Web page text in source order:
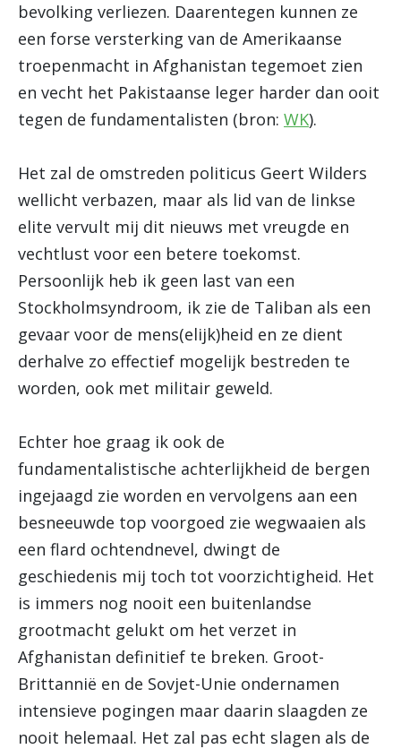
bevolking verliezen. Daarentegen kunnen ze
een forse versterking van de Amerikaanse
troepenmacht in Afghanistan tegemoet zien
en vecht het Pakistaanse leger harder dan ooit
tegen de fundamentalisten (bron: WK).
Het zal de omstreden politicus Geert Wilders
wellicht verbazen, maar als lid van de linkse
elite vervult mij dit nieuws met vreugde en
vechtlust voor een betere toekomst.
Persoonlijk heb ik geen last van een
Stockholmsyndroom, ik zie de Taliban als een
gevaar voor de mens(elijk)heid en ze dient
derhalve zo effectief mogelijk bestreden te
worden, ook met militair geweld.
Echter hoe graag ik ook de
fundamentalistische achterlijkheid de bergen
ingejaagd zie worden en vervolgens aan een
besneeuwde top voorgoed zie wegwaaien als
een flard ochtendnevel, dwingt de
geschiedenis mij toch tot voorzichtigheid. Het
is immers nog nooit een buitenlandse
grootmacht gelukt om het verzet in
Afghanistan definitief te breken. Groot-
Brittannië en de Sovjet-Unie ondernamen
intensieve pogingen maar daarin slaagden ze
nooit helemaal. Het zal pas echt slagen als de